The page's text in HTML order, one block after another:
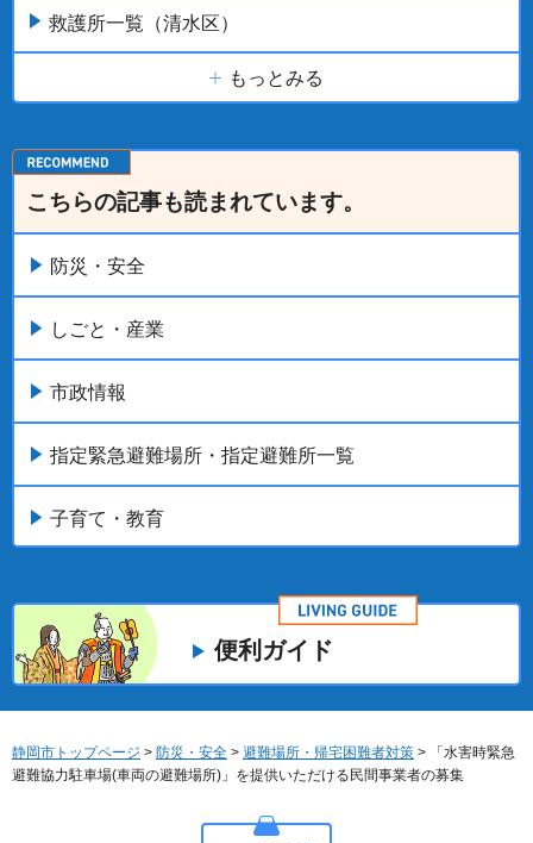
救護所一覧（清水区）
もっとみる
こちらの記事も読まれています。
防災・安全
しごと・産業
市政情報
指定緊急避難場所・指定避難所一覧
子育て・教育
便利ガイド
静岡市トップページ > 防災・安全 > 避難場所・帰宅困難者対策 > 「水害時緊急
避難協力駐車場(車両の避難場所)」を提供いただける民間事業者の募集